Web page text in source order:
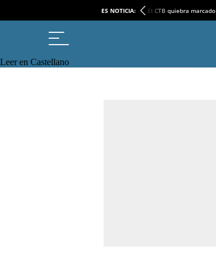
ES NOTICIA: El CTB quiebra
Leer en Castellano